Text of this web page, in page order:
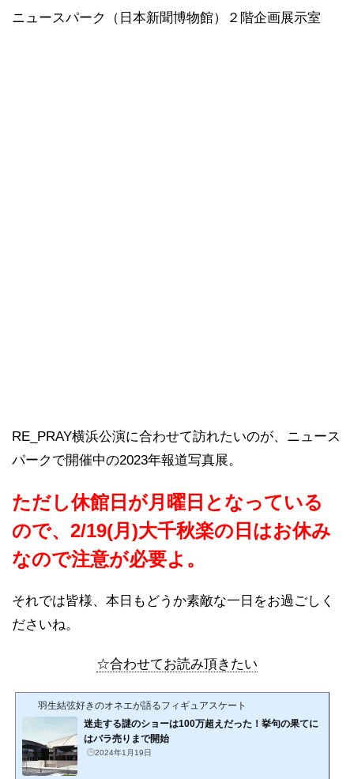
ニュースパーク（日本新聞博物館）２階企画展示室
RE_PRAY横浜公演に合わせて訪れたいのが、ニュース
パークで開催中の2023年報道写真展。
ただし休館日が月曜日となっている
ので、2/19(月)大千秋楽の日はお休み
なので注意が必要よ。
それでは皆様、本日もどうか素敵な一日をお過ごしく
ださいね。
☆合わせてお読み頂きたい
羽生結弦好きのオネエが語るフィギュアスケート
迷走する謎のショーは100万超えだった！挙句の果てに
はバラ売りまで開始
2024年1月19日